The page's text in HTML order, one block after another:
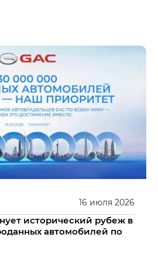
16 июля 2026
исторический рубеж в
автомобилей по